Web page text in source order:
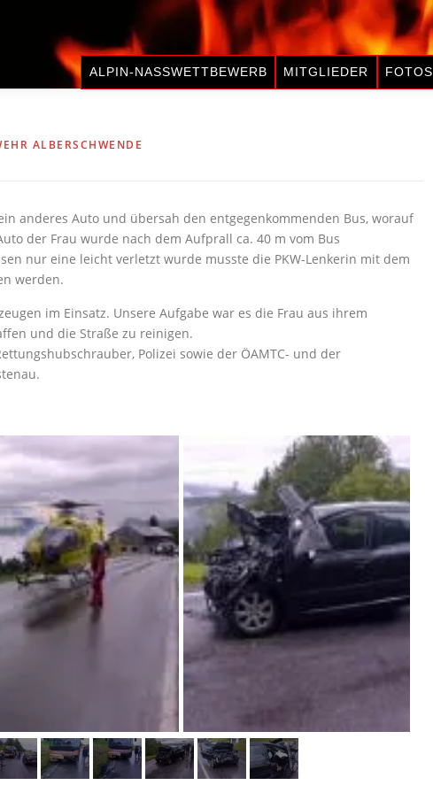
ALPIN-NASSWETTBEWERB MITGLIEDER FOTOS
ALBERSCHWENDE
anderes Auto und übersah den entgegenkommenden Bus, worauf
der Frau wurde nach dem Aufprall ca. 40 m vom Bus
nur eine leicht verletzt wurde musste die PKW-Lenkerin mit dem
werden.
im Einsatz. Unsere Aufgabe war es die Frau aus ihrem
und die Straße zu reinigen.
Polizei sowie der ÖAMTC- und der